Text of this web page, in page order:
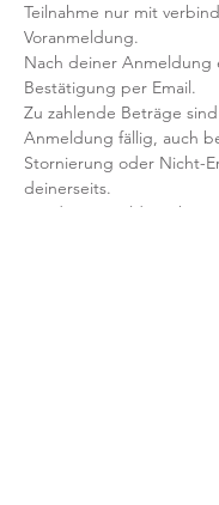
Teilnahme nur mit
Voranmeldung.
Nach deiner Anmeldung
Bestätigung per Email.
Zu zahlende Beträge
Anmeldung fällig, auch
Stornierung oder Nicht-
deinerseits.
Mit der Anmeldung